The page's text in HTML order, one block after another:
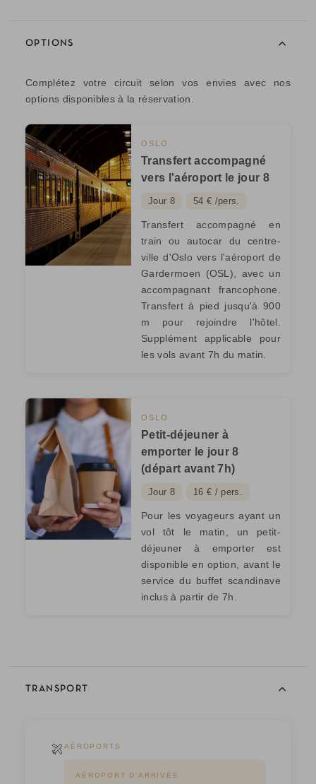
OPTIONS
Complétez votre circuit selon vos envies avec nos
options disponibles à la réservation.
OSLO
Transfert accompagné
vers l'aéroport le jour 8
Jour 8 54 € /pers.
Transfert accompagné en
train ou autocar du centre-
ville d'Oslo vers l'aéroport de
Gardermoen (OSL), avec un
accompagnant francophone.
Transfert à pied jusqu'à 900
m pour rejoindre l'hôtel.
Supplément applicable pour
les vols avant 7h du matin.
OSLO
Petit-déjeuner à
emporter le jour 8
(départ avant 7h)
Jour 8 16 € / pers.
Pour les voyageurs ayant un
vol tôt le matin, un petit-
déjeuner à emporter est
disponible en option, avant le
service du buffet scandinave
inclus à partir de 7h.
TRANSPORT
AÉROPORTS
AÉROPORT D'ARRIVÉE